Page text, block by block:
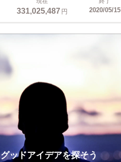
331,025,487円 2020/05/15
グッドアイデアを探そう